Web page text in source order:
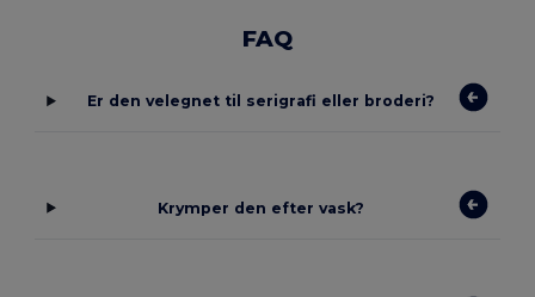
FAQ
Er den velegnet til serigrafi eller broderi?
Krymper den efter vask?